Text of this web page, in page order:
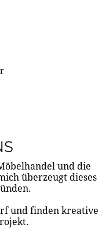
und die
überzeugt dieses
und finden kreative